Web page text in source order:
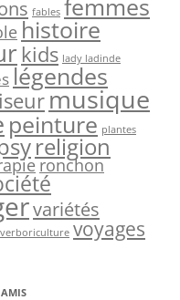
fables
histoire
kids lady ladinde
légendes
musique
peinture plantes
religion
ronchon
variétés
verboriculture voyages
AMIS